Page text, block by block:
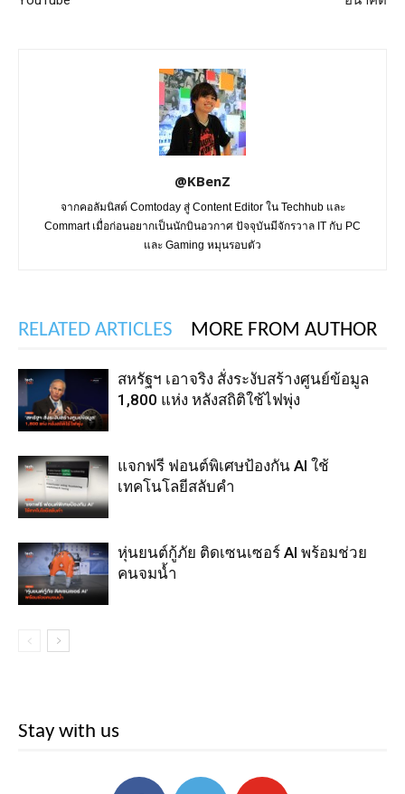
@KBenZ
จากคอลัมนิสต์ Comtoday สู่ Content Editor ใน Techhub และ
Commart เมื่อก่อนอยากเป็นนักบินอวกาศ ปัจจุบันมีจักรวาล IT กับ PC
และ Gaming หมุนรอบตัว
RELATED ARTICLES MORE FROM AUTHOR
สหรัฐฯ เอาจริง สั่งระงับสร้างศูนย์ข้อมูล
1,800 แห่ง หลังสถิติใช้ไฟพุ่ง
แจกฟรี ฟอนต์พิเศษป้องกัน AI ใช้
เทคโนโลยีสลับคำ
หุ่นยนต์กู้ภัย ติดเซนเซอร์ AI พร้อมช่วย
คนจมน้ำ
Stay with us